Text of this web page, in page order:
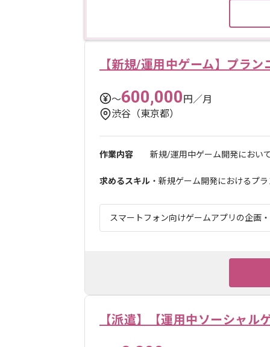
【新規/運用中ゲーム】プラン
〜600,000円／月
渋谷（東京都）
作業内容 新規/運用中ゲーム開発におい
求めるスキル ・新規ゲーム開発におけるプ
スマートフォン向けゲームアプリの企画
【派遣】【運用中ソーシャル